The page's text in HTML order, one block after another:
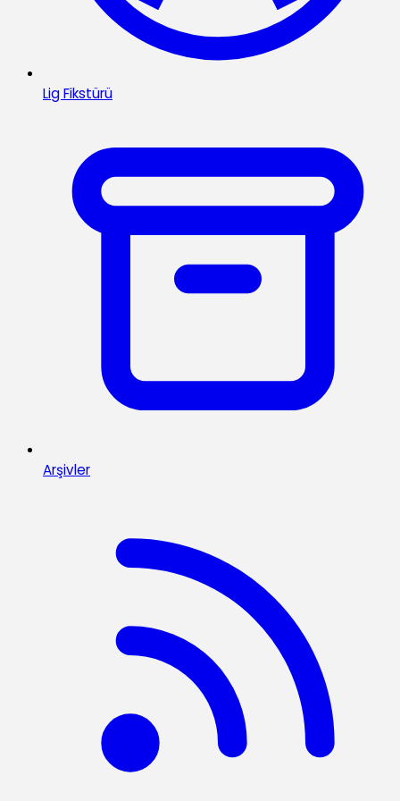
Lig Fikstürü
Arşivler